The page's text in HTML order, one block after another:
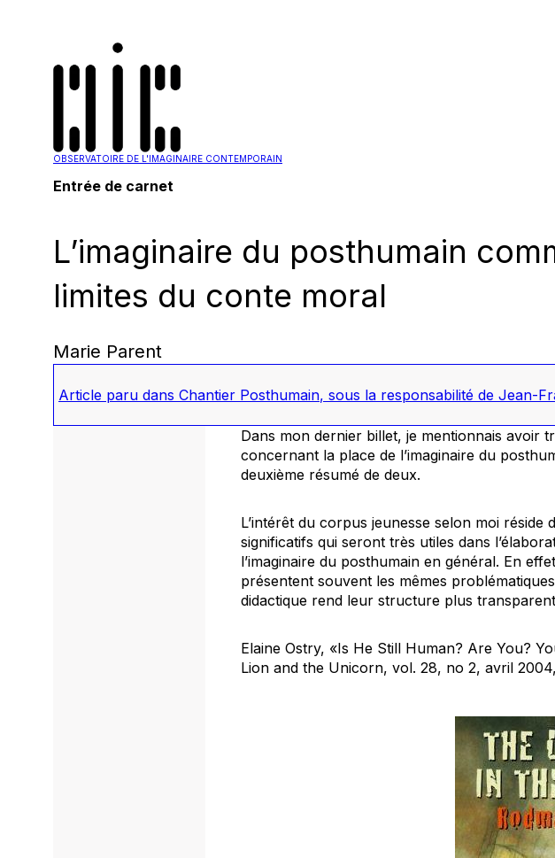
OBSERVATOIRE DE L'IMAGINAIRE CONTEMPORAIN
Entrée de carnet
L’imaginaire du posthumain
limites du conte moral
Marie Parent
Article paru dans Chantier Posthumain, sous la responsabilité de Jean-
Dans mon dernier billet, je mentionnais avoir
concernant la place de l’imaginaire du
deuxième résumé de deux.
L’intérêt du corpus jeunesse selon moi réside
significatifs qui seront très utiles dans
l’imaginaire du posthumain en général. En
présentent souvent les mêmes
didactique rend leur structure plus
Elaine Ostry, «Is He Still Human? Are You?
Lion and the Unicorn, vol. 28, no 2, avril